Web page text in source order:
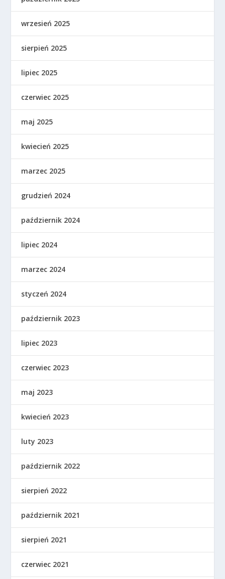
wrzesień 2025
sierpień 2025
lipiec 2025
czerwiec 2025
maj 2025
kwiecień 2025
marzec 2025
grudzień 2024
październik 2024
lipiec 2024
marzec 2024
styczeń 2024
październik 2023
lipiec 2023
czerwiec 2023
maj 2023
kwiecień 2023
luty 2023
październik 2022
sierpień 2022
październik 2021
sierpień 2021
czerwiec 2021